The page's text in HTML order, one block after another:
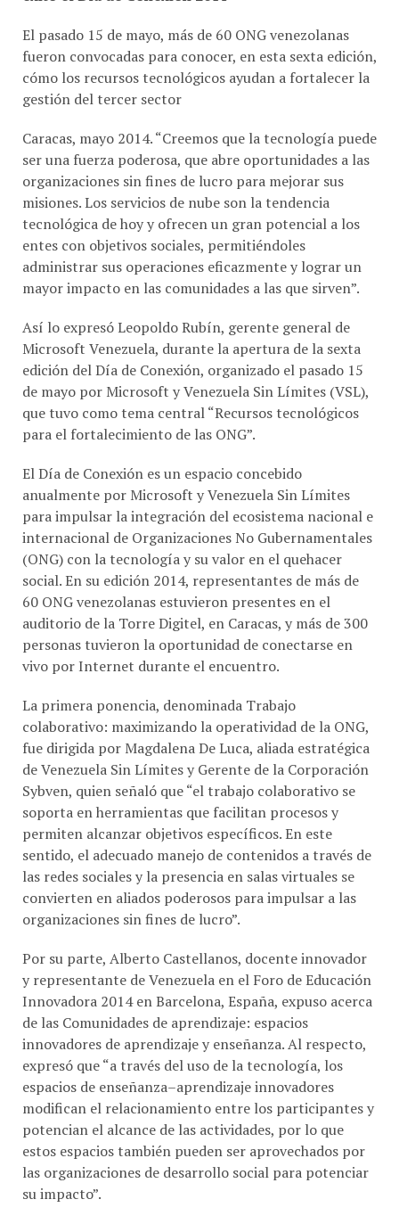
fueron convocadas para conocer, en esta sexta edición,
cómo los recursos tecnológicos ayudan a fortalecer la
gestión del tercer sector
ser una fuerza poderosa, que abre oportunidades a las
organizaciones sin fines de lucro para mejorar sus
misiones. Los servicios de nube son la tendencia
tecnológica de hoy y ofrecen un gran potencial a los
entes con objetivos sociales, permitiéndoles
administrar sus operaciones eficazmente y lograr un
mayor impacto en las comunidades a las que sirven”.
Microsoft Venezuela, durante la apertura de la sexta
edición del Día de Conexión, organizado el pasado 15
de mayo por Microsoft y Venezuela Sin Límites (VSL),
que tuvo como tema central “Recursos tecnológicos
para el fortalecimiento de las ONG”.
anualmente por Microsoft y Venezuela Sin Límites
para impulsar la integración del ecosistema nacional e
internacional de Organizaciones No Gubernamentales
(ONG) con la tecnología y su valor en el quehacer
social. En su edición 2014, representantes de más de
60 ONG venezolanas estuvieron presentes en el
auditorio de la Torre Digitel, en Caracas, y más de 300
personas tuvieron la oportunidad de conectarse en
vivo por Internet durante el encuentro.
colaborativo: maximizando la operatividad de la ONG,
fue dirigida por Magdalena De Luca, aliada estratégica
de Venezuela Sin Límites y Gerente de la Corporación
Sybven, quien señaló que “el trabajo colaborativo se
soporta en herramientas que facilitan procesos y
permiten alcanzar objetivos específicos. En este
sentido, el adecuado manejo de contenidos a través de
las redes sociales y la presencia en salas virtuales se
convierten en aliados poderosos para impulsar a las
organizaciones sin fines de lucro”.
y representante de Venezuela en el Foro de Educación
Innovadora 2014 en Barcelona, España, expuso acerca
de las Comunidades de aprendizaje: espacios
innovadores de aprendizaje y enseñanza. Al respecto,
expresó que “a través del uso de la tecnología, los
espacios de enseñanza–aprendizaje innovadores
modifican el relacionamiento entre los participantes y
potencian el alcance de las actividades, por lo que
estos espacios también pueden ser aprovechados por
las organizaciones de desarrollo social para potenciar
su impacto”.